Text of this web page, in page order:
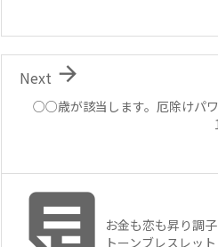
○○歳が該当します。厄除けパ

Next

お金も恋も昇り調
トーンブレスレット